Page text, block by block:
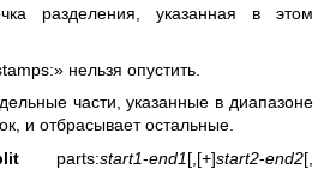
разделения, указанная в этом
нельзя опустить.
части, указанные в диапазоне
и отбрасывает остальные.
parts:start1-end1[,[+]start2-end2[,